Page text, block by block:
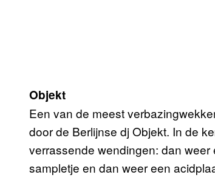
Objekt
Een van de meest
door de Berlijnse dj Objekt. In de
verrassende wendingen: dan
sampletje en dan weer een